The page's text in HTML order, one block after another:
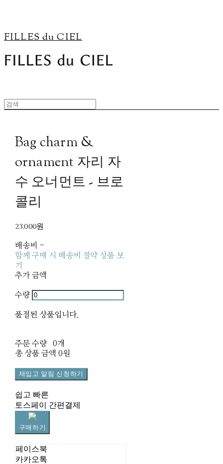
FILLES du CIEL
Bag charm &
ornament 자리 자
수 오너먼트 - 브로
콜리
23,000원
배송비 -
함께 구매 시 배송비 절약 상품 보
기
추가 금액
수량
품절된 상품입니다.
주문 수량
0개
총 상품 금액 0원
재입고 알림 신청하기
쉽고 빠른
토스페이 간편결제
구매하기
페이스북
카카오톡